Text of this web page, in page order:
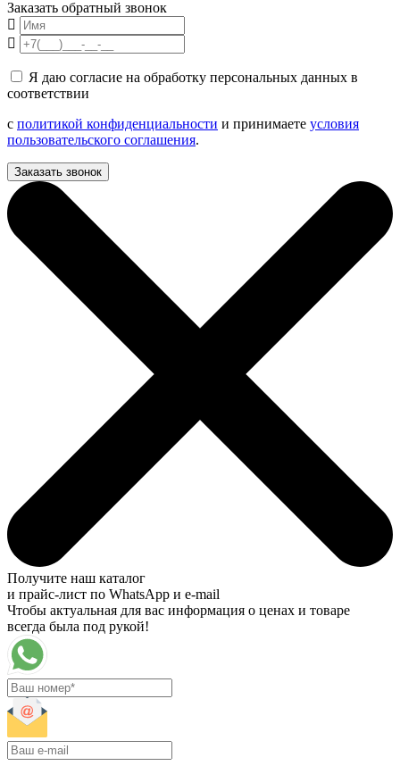
Заказать обратный звонок
Я даю согласие на обработку персональных данных в
соответствии
с политикой конфиденциальности и принимаете условия
пользовательского соглашения.
Заказать звонок
Получите наш каталог
и прайс-лист по WhatsApp и e-mail
Чтобы актуальная для вас информация о ценах и товаре
всегда была под рукой!